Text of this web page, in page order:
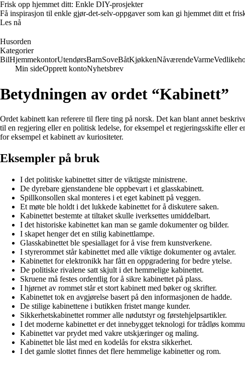
Frisk opp hjemmet ditt: Enkle DIY-prosjekter
Få inspirasjon til enkle gjør-det-selv-oppgaver som kan gi hjemmet ditt et
Les nå
Husorden
Kategorier
BilHjemmekontorUtendørsBarnSoveBåtKjøkkenNåværendeVarme
Min sideOpprett kontoNyhetsbrev
Betydningen av ordet “Kabinett”
Ordet kabinett kan referere til flere ting på norsk. Det kan blant annet
til en regjering eller en politisk ledelse, for eksempel et regjeringsskifte eller
for eksempel et kabinett av kuriositeter.
Eksempler på bruk
I det politiske kabinettet sitter de viktigste ministrene.
De dyrebare gjenstandene ble oppbevart i et glasskabinett.
Spillkonsollen skal monteres i et eget kabinett på veggen.
Et møte ble holdt i det lukkede kabinettet for å diskutere saken.
Kabinettet bestemte at tiltaket skulle iverksettes umiddelbart.
I det historiske kabinettet kan man se gamle dokumenter og bilder.
I skapet henger det en stilig kabinettlampe.
Glasskabinettet ble spesiallaget for å vise frem kunstverkene.
I styrerommet står kabinettet med alle viktige dokumenter og avtaler.
Kabinettet for elektronikk har fått en oppgradering for bedre ytelse.
De politiske rivalene satt skjult i det hemmelige kabinettet.
Skruene må festes ordentlig for å sikre kabinettet på plass.
I hjørnet av rommet står et stort kabinett med bøker og skrifter.
Kabinettet tok en avgjørelse basert på den informasjonen de hadde.
De stilige kabinettene i butikken fristet mange kunder.
Sikkerhetskabinettet rommer alle nødutstyr og førstehjelpsartikler.
I det moderne kabinettet er det innebygget teknologi for trådløs
Kabinettet var prydet med vakre utskjæringer og maling.
Kabinettet ble låst med en kodelås for ekstra sikkerhet.
I det gamle slottet finnes det flere hemmelige kabinetter og rom.